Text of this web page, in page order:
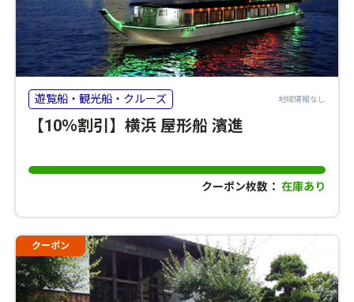
遊覧船・観光船・クルーズ 地域情報なし
【10％割引】横浜 屋形船 濱進
クーポン枚数： 在庫あり
クーポン